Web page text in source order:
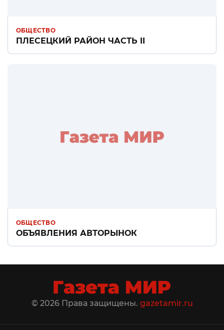
ОБЩЕСТВО
ПЛЕСЕЦКИЙ РАЙОН ЧАСТЬ II
ОБЩЕСТВО
ОБЪЯВЛЕНИЯ АВТОРЫНОК
© 2026 Права защищены. gazetamir.ru